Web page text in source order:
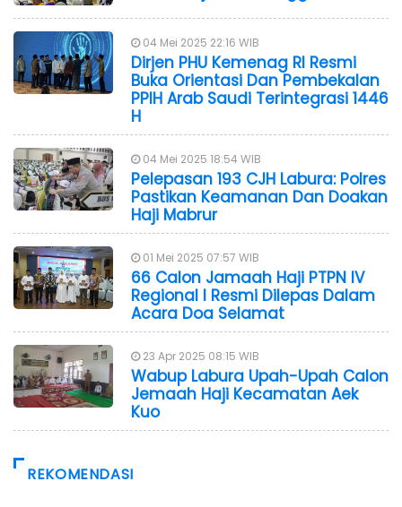
04 Mei 2025 22:16 WIB
Dirjen PHU Kemenag RI Resmi
Buka Orientasi Dan Pembekalan
PPIH Arab Saudi Terintegrasi 1446
H
04 Mei 2025 18:54 WIB
Pelepasan 193 CJH Labura: Polres
Pastikan Keamanan Dan Doakan
Haji Mabrur
01 Mei 2025 07:57 WIB
66 Calon Jamaah Haji PTPN IV
Regional I Resmi Dilepas Dalam
Acara Doa Selamat
23 Apr 2025 08:15 WIB
Wabup Labura Upah-Upah Calon
Jemaah Haji Kecamatan Aek
Kuo
REKOMENDASI